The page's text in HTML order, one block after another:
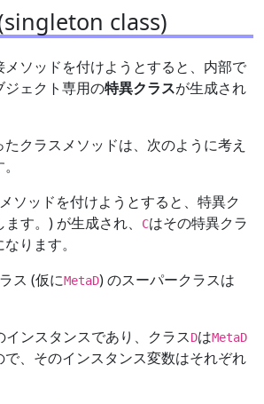
class)
ソッドを付けようとすると、内部で
ジェクト専用の特異クラスが生成され
クラスメソッドは、次のように考え
ソッドを付けようとすると、特異ク
ます。) が生成され、 Cはその特異クラ
ります。
ス (仮にMetaD) のスーパークラスは
インスタンスであり、クラスDはMetaD
、そのインスタンス変数はそれぞれ